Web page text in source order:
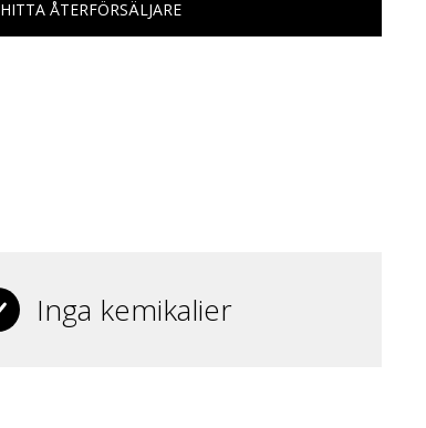
HITTA ÅTERFÖRSÄLJARE
Inga kemikalier